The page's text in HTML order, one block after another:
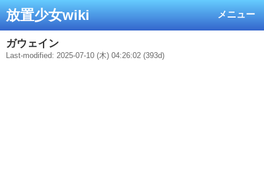
メニュー
放置少女wiki
ガウェイン
Last-modified: 2025-07-10 (木) 04:26:02 (393d)